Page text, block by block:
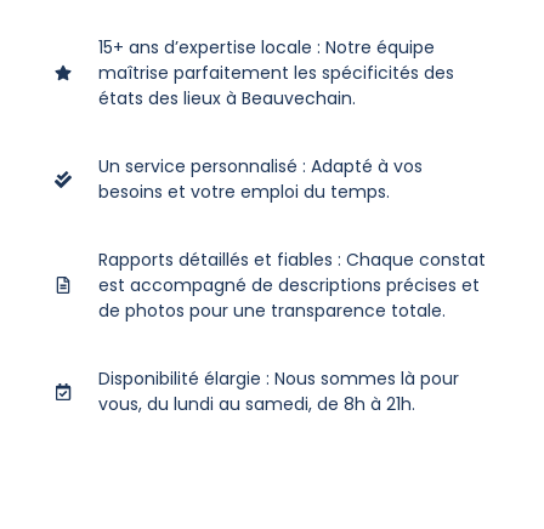
15+ ans d’expertise locale : Notre équipe
maîtrise parfaitement les spécificités des
états des lieux à Beauvechain.
Un service personnalisé : Adapté à vos
besoins et votre emploi du temps.
Rapports détaillés et fiables : Chaque constat
est accompagné de descriptions précises et
de photos pour une transparence totale.
Disponibilité élargie : Nous sommes là pour
vous, du lundi au samedi, de 8h à 21h.